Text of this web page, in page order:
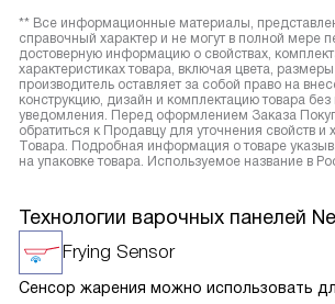
** Все информационные материалы,
справочный характер и не могут в полной мере
достоверную информацию о свойствах,
характеристиках товара, включая цвета,
производитель оставляет за собой право на
конструкцию, дизайн и комплектацию товара без
уведомления. Перед оформлением Заказа
обратиться к Продавцу для уточнения свойств и
Товара. Подробная информация о товаре
на упаковке товара. Используемое название в
Технологии варочных панелей
Frying Sensor
Сенсор жарения можно использовать